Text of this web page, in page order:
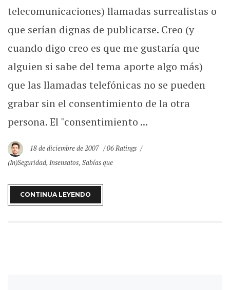
telecomunicaciones) llamadas surrealistas o
que serían dignas de publicarse. Creo (y
cuando digo creo es que me gustaría que
alguien si sabe del tema aporte algo más)
que las llamadas telefónicas no se pueden
grabar sin el consentimiento de la otra
persona. El "consentimiento ...
18 de diciembre de 2007
06 Ratings
(In)Seguridad,Insensatos,Sabías que
CONTINUA LEYENDO